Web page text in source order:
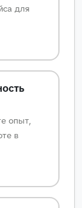
для
опыт,
в